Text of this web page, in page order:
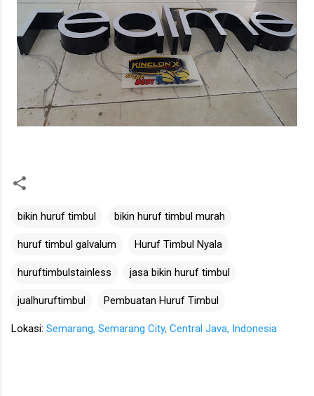
bikin huruf timbul bikin huruf timbul murah
huruf timbul galvalum Huruf Timbul Nyala
huruftimbulstainless jasa bikin huruf timbul
jualhuruftimbul Pembuatan Huruf Timbul
Lokasi: Semarang, Semarang City, Central Java, Indonesia